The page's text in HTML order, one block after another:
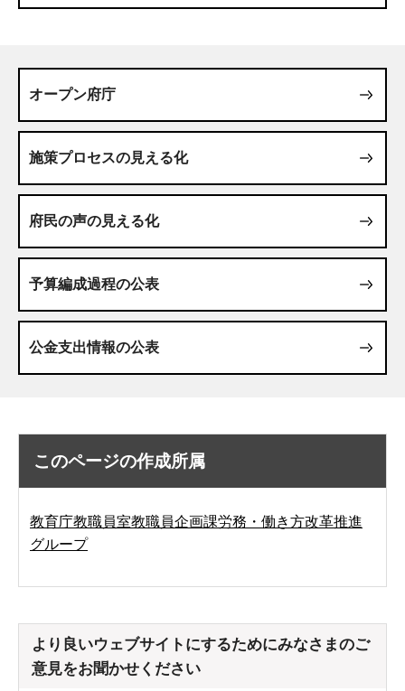
オープン府庁
施策プロセスの見える化
府民の声の見える化
予算編成過程の公表
公金支出情報の公表
このページの作成所属
教育庁教職員室教職員企画課労務・働き方改革推進
グループ
より良いウェブサイトにするためにみなさまのご
意見をお聞かせください